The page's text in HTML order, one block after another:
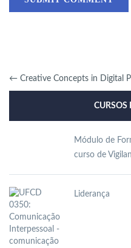
← Creative Concepts in Digital
CURSOS
Módulo de
curso de
Liderança